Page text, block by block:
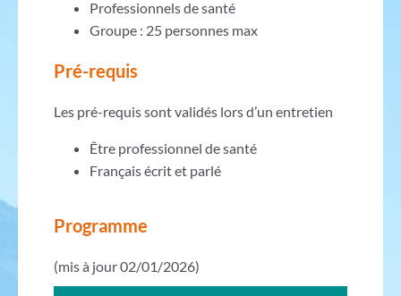
Professionnels de santé
Groupe : 25 personnes max
Pré-requis
Les pré-requis sont validés lors d’un entretien
Être professionnel de santé
Français écrit et parlé
Programme
(mis à jour 02/01/2026)